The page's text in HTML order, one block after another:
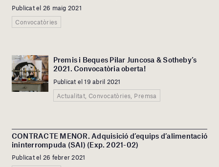
Publicat el 26 maig 2021
Convocatòries
Premis i Beques Pilar Juncosa & Sotheby’s
2021. Convocatòria oberta!
Publicat el 19 abril 2021
Actualitat, Convocatòries, Premsa
CONTRACTE MENOR. Adquisició d’equips d’alimentació
ininterrompuda (SAI) (Exp. 2021-02)
Publicat el 26 febrer 2021